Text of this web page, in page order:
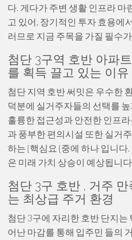
다. 게다가 주변 생활 인프라 마
고 있어, 장기적인 투자 효용에
러므로 지금 주목을 가질 필수
첨단 3구역 호반 아파
를 획득 끌고 있는 이유
첨단 지역 호반 써밋은 우수한
덕분에 실거주자들의 선택를
훌륭한 접근성과 안전한 인프
과 풍부한 편의시설 또한 실거
하는 {핵심요 {중에 하나 입니다
은 미래 가치 상승이 예상됩니
첨단 3구 호반 , 거주
는 최상급 주거 환경
첨단 3구에 자리한 호반 단지는
어난 마감를 통해 입주민 들의